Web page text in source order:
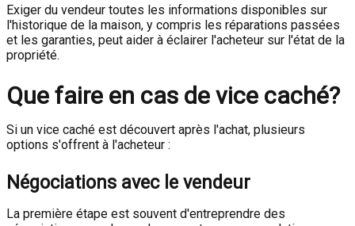
Exiger du vendeur toutes les informations disponibles sur
l'historique de la maison, y compris les réparations passées
et les garanties, peut aider à éclairer l'acheteur sur l'état de la
propriété.
Que faire en cas de vice caché?
Si un vice caché est découvert après l'achat, plusieurs
options s'offrent à l'acheteur :
Négociations avec le vendeur
La première étape est souvent d'entreprendre des